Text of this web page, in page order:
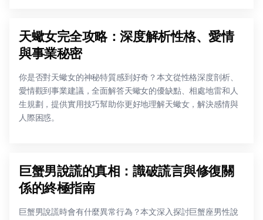
天蠍女完全攻略：深度解析性格、愛情
與事業秘密
你是否對天蠍女的神秘特質感到好奇？本文從性格深度剖析、
愛情觀到事業建議，全面解答天蠍女的優缺點、相處地雷和人
生規劃，提供實用技巧幫助你更好地理解天蠍女，解決感情與
人際困惑。
巨蟹男說謊的真相：識破謊言與修復關
係的終極指南
巨蟹男說謊時會有什麼異常行為？本文深入探討巨蟹座男性說